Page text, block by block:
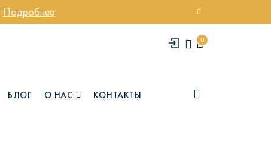
Подробнее
0
БЛОГ О НАС КОНТАКТЫ